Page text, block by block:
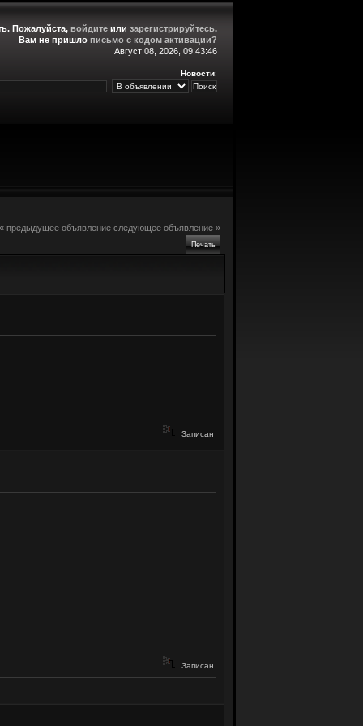
. Пожалуйста, войдите или зарегистрируйтесь.
Вам не пришло письмо с кодом активации?
Август 08, 2026, 09:43:46
Новости:
« предыдущее объявление следующее объявление »
Печать
Записан
Записан